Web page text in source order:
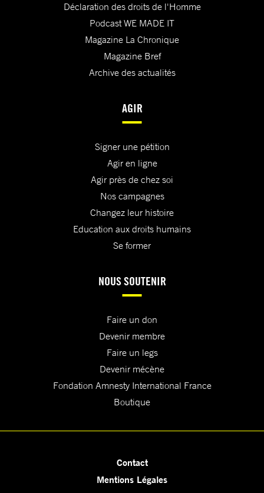
Déclaration des droits de l'Homme
Podcast WE MADE IT
Magazine La Chronique
Magazine Bref
Archive des actualités
AGIR
Signer une pétition
Agir en ligne
Agir près de chez soi
Nos campagnes
Changez leur histoire
Education aux droits humains
Se former
NOUS SOUTENIR
Faire un don
Devenir membre
Faire un legs
Devenir mécène
Fondation Amnesty International France
Boutique
Contact
Mentions Légales